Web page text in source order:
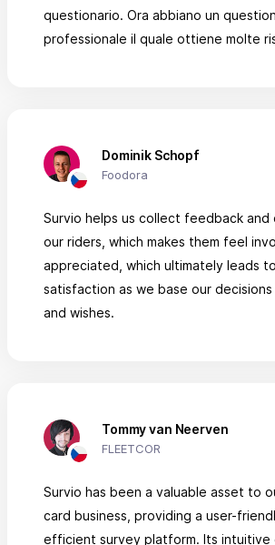
questionario. Ora abbiano un
professionale il quale ottiene molte
Dominik Schopf
Foodora
Survio helps us collect feedback and
our riders, which makes them feel
appreciated, which ultimately leads
satisfaction as we base our
and wishes.
Tommy van Neerven
FLEETCOR
Survio has been a valuable asset to
card business, providing a user-
efficient survey platform. Its intuitive